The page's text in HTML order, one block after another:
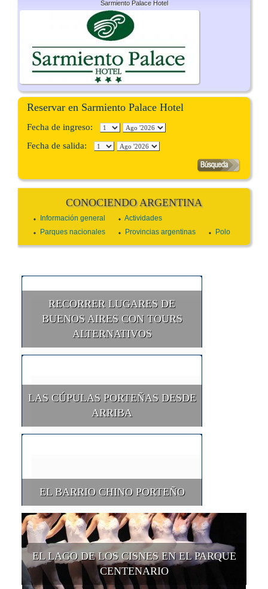
Sarmiento Palace Hotel
Reservar en Sarmiento Palace Hotel
Fecha de ingreso:
Fecha de salida:
CONOCIENDO ARGENTINA
Información general
Actividades
Parques nacionales
Provincias argentinas Polo
RECORRER LUGARES DE
BUENOS AIRES CON TOURS
ALTERNATIVOS
LAS CÚPULAS PORTEÑAS DESDE
ARRIBA
EL BARRIO CHINO PORTEÑO
EL LAGO DE LOS CISNES EN EL PARQUE
CENTENARIO